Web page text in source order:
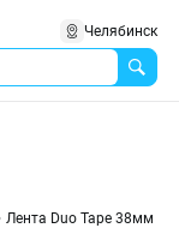
Челябинск
Лента Duo Tape 38мм х